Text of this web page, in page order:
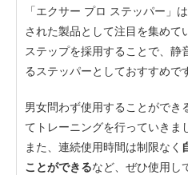
「エクサー プロ ステッパー」
された製品として注目を集めて
ステップを採用することで、静
るステッパーとしておすすめで
男女問わず使用することができ
てトレーニングを行っていきま
また、連続使用時間は制限なく
ことができるなど、ぜひ使用し